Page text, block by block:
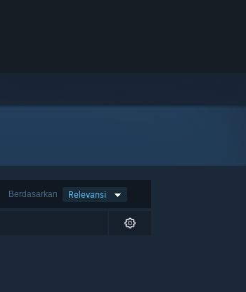
Berdasarkan Relevansi